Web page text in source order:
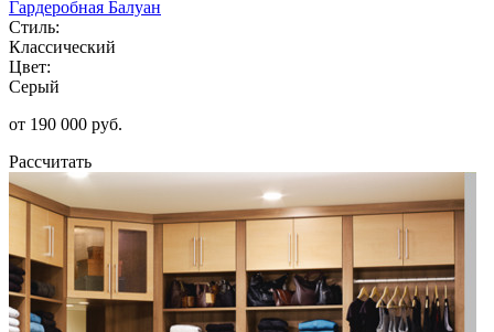
Гардеробная Балуан
Стиль:
Классический
Цвет:
Серый
от 190 000 руб.
Рассчитать